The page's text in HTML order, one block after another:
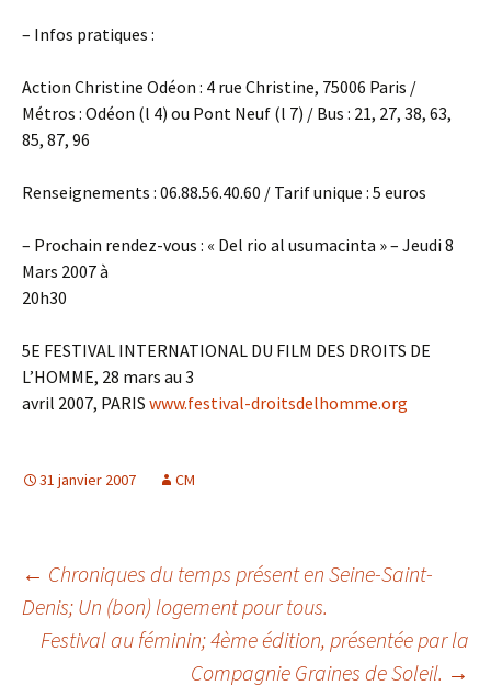
– Infos pratiques :
Action Christine Odéon : 4 rue Christine, 75006 Paris /
Métros : Odéon (l 4) ou Pont Neuf (l 7) / Bus : 21, 27, 38, 63,
85, 87, 96
Renseignements : 06.88.56.40.60 / Tarif unique : 5 euros
– Prochain rendez-vous : « Del rio al usumacinta » – Jeudi 8
Mars 2007 à
20h30
5E FESTIVAL INTERNATIONAL DU FILM DES DROITS DE
L’HOMME, 28 mars au 3
avril 2007, PARIS www.festival-droitsdelhomme.org
31 janvier 2007 CM
Navigation
des
← Chroniques du temps présent en Seine-Saint-
Denis; Un (bon) logement pour tous.
Festival au féminin; 4ème édition, présentée par la
Compagnie Graines de Soleil. →